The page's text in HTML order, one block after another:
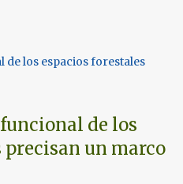
de los
precisan un marco